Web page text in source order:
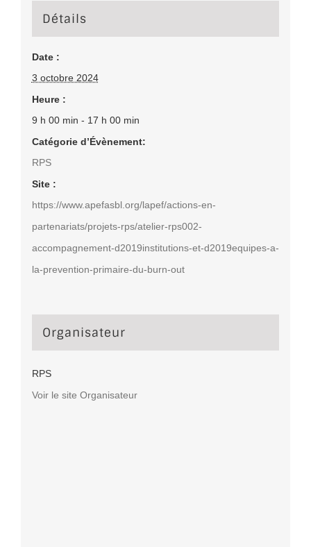
Détails
Date :
3 octobre 2024
Heure :
9 h 00 min - 17 h 00 min
Catégorie d’Évènement:
RPS
Site :
https://www.apefasbl.org/lapef/actions-en-
partenariats/projets-rps/atelier-rps002-
accompagnement-d2019institutions-et-d2019equipes-a-
la-prevention-primaire-du-burn-out
Organisateur
RPS
Voir le site Organisateur